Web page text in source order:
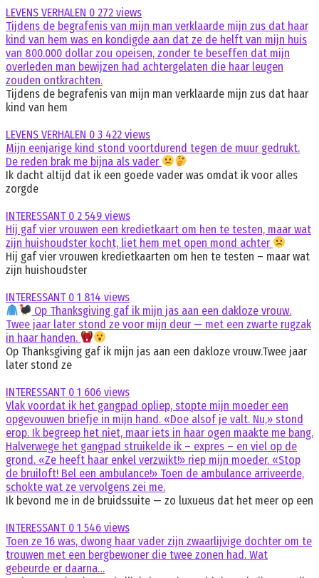
LEVENS VERHALEN 0 272 views
Tijdens de begrafenis van mijn man verklaarde mijn zus dat haar
kind van hem was en kondigde aan dat ze de helft van mijn huis
van 800.000 dollar zou opeisen, zonder te beseffen dat mijn
overleden man bewijzen had achtergelaten die haar leugen
zouden ontkrachten.
Tijdens de begrafenis van mijn man verklaarde mijn zus dat haar
kind van hem
LEVENS VERHALEN 0 3 422 views
Mijn eenjarige kind stond voortdurend tegen de muur gedrukt.
De reden brak me bijna als vader
Ik dacht altijd dat ik een goede vader was omdat ik voor alles
zorgde
INTERESSANT0 2 549 views
Hij gaf vier vrouwen een kredietkaart om hen te testen, maar wat
zijn huishoudster kocht, liet hem met open mond achter
Hij gaf vier vrouwen kredietkaarten om hen te testen – maar wat
zijn huishoudster
INTERESSANT0 1 814 views
Op Thanksgiving gaf ik mijn jas aan een dakloze vrouw.
Twee jaar later stond ze voor mijn deur — met een zwarte rugzak
in haar handen.
Op Thanksgiving gaf ik mijn jas aan een dakloze vrouw.Twee jaar
later stond ze
INTERESSANT0 1 606 views
Vlak voordat ik het gangpad opliep, stopte mijn moeder een
opgevouwen briefje in mijn hand. «Doe alsof je valt. Nu,» stond
erop. Ik begreep het niet, maar iets in haar ogen maakte me bang.
Halverwege het gangpad struikelde ik – expres – en viel op de
grond. «Ze heeft haar enkel verzwikt!» riep mijn moeder. «Stop
de bruiloft! Bel een ambulance!» Toen de ambulance arriveerde,
schokte wat ze vervolgens zei me.
Ik bevond me in de bruidssuite — zo luxueus dat het meer op een
INTERESSANT0 1 546 views
Toen ze 16 was, dwong haar vader zijn zwaarlijvige dochter om te
trouwen met een bergbewoner die twee zonen had. Wat
gebeurde er daarna…